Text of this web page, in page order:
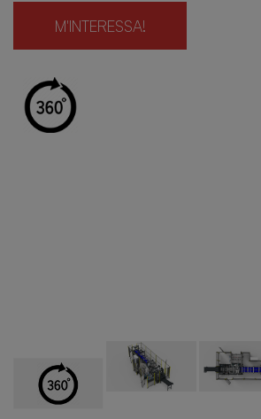
M'INTERESSA!